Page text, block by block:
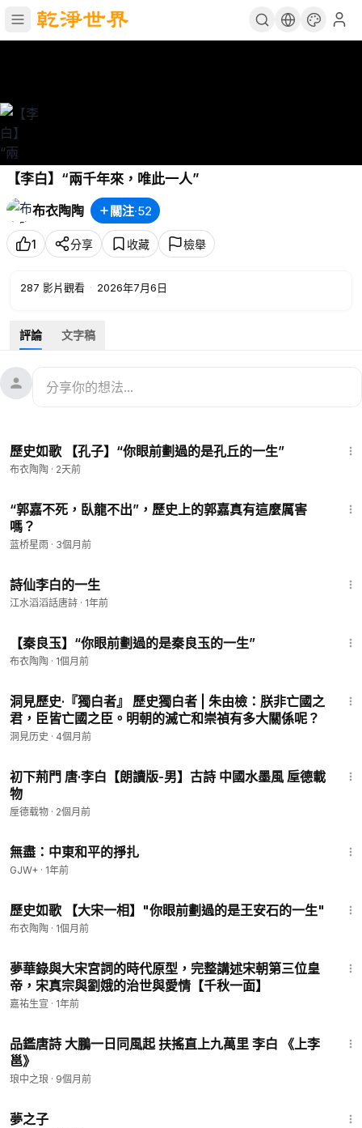
【李白】“兩千年來，唯此一人”
布衣陶陶
關注·52
1 分享 收藏 檢舉
287 影片觀看 · 2026年7月6日
評論 文字稿
歷史如歌 【孔子】“你眼前劃過的是孔丘的一生”
布衣陶陶 · 2天前
“郭嘉不死，臥龍不出”，歷史上的郭嘉真有這麼厲害
嗎？
蓝桥星雨 · 3個月前
詩仙李白的一生
江水滔滔話唐詩 · 1年前
【秦良玉】“你眼前劃過的是秦良玉的一生”
布衣陶陶 · 1個月前
洞見歷史·『獨白者』 歷史獨白者 | 朱由檢：朕非亡國之
君，臣皆亡國之臣。明朝的滅亡和崇禎有多大關係呢？
洞見历史 · 4個月前
初下荊門 唐·李白【朗讀版-男】古詩 中國水墨風 垕德載
物
垕德载物 · 2個月前
無盡：中東和平的掙扎
GJW+ · 1年前
歷史如歌 【大宋一相】"你眼前劃過的是王安石的一生"
布衣陶陶 · 1個月前
夢華錄與大宋宮詞的時代原型，完整講述宋朝第三位皇
帝，宋真宗與劉娥的治世與愛情【千秋一面】
嘉祐生宣 · 1年前
品鑑唐詩 大鵬一日同風起 扶搖直上九萬里 李白 《上李
邕》
琅中之琅 · 9個月前
夢之子